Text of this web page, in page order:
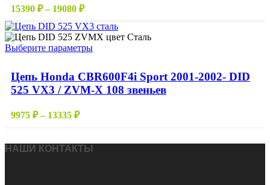
выбрать
на
странице
15390 ₽ – 19080 ₽Диапазон
15390 ₽
–
19080 ₽
Выберите параметрыЭтот
несколько
вариаций.
странице
товара.
Цепь Honda CBR600F4i Sport 2001-2002- DID
525 VX3 / ZVM-X 108 звеньев
9975 ₽ – 13335 ₽Диапазон
–
НАШИ КОНТАКТЫ